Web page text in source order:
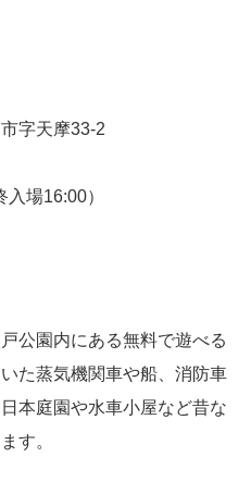
字天摩33-2
場16:00）
公園内にある無料で遊べる
た蒸気機関車や船、消防車
本庭園や水車小屋など昔な
す。